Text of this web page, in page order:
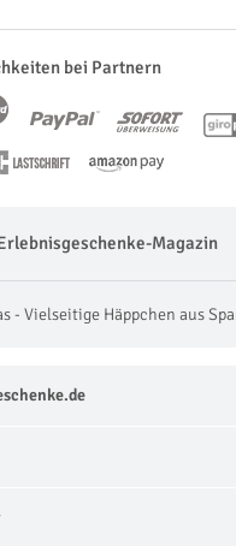
bei Partnern
Magazin
- Vielseitige Häppchen aus